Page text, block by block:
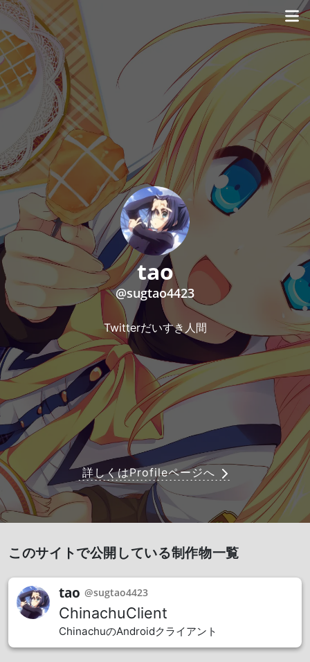
tao
@sugtao4423
Twitterだいすき人間
詳しくはProfileページへ
このサイトで公開している制作物一覧
tao @sugtao4423
ChinachuClient
ChinachuのAndroidクライアント